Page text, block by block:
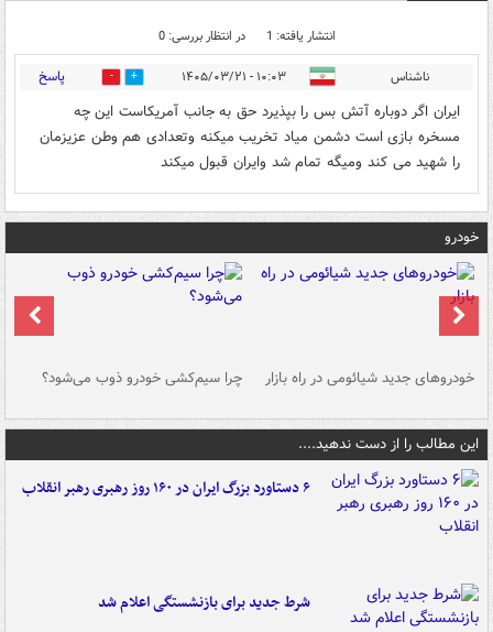
انتشار یافته: 1 در انتظار بررسی: 0
ناشناس ۱۰:۰۳ - ۱۴۰۵/۰۳/۲۱ 0 پاسخ
ایران اگر دوباره آتش بس را بپذیرد حق به جانب آمریکاست این چه
مسخره بازی است دشمن میاد تخریب میکنه وتعدادی هم وطن عزیزمان
را شهید می کند ومیگه تمام شد وایران قبول میکند
خودرو
خودروهای جدید شیائومی در راه بازار چرا سیم‌کشی خودرو ذوب می‌شود؟
این مطالب را از دست ندهید....
۶ دستاورد بزرگ ایران در ۱۶۰ روز رهبری رهبر انقلاب
شرط جدید برای بازنشستگی اعلام شد